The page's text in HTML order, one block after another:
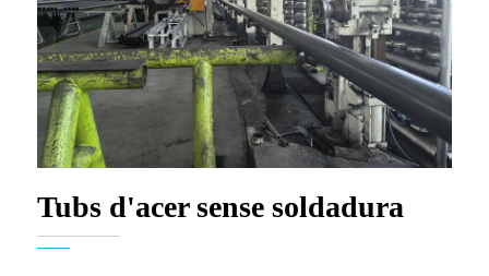
Tubs d'acer sense soldadura